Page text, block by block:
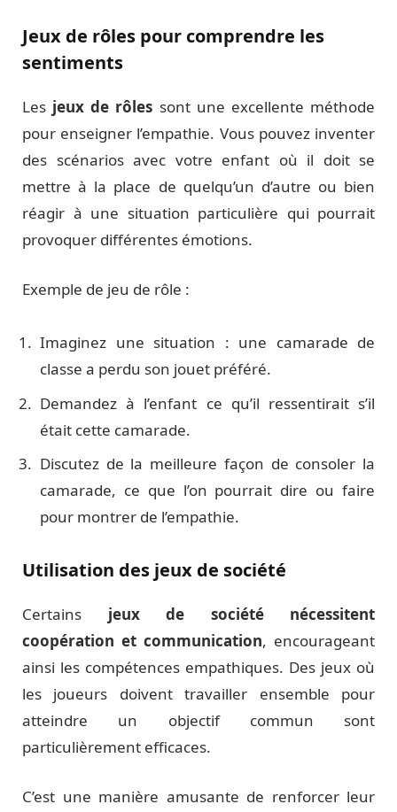
Jeux de rôles pour comprendre les
sentiments
Les jeux de rôles sont une excellente méthode
pour enseigner l’empathie. Vous pouvez inventer
des scénarios avec votre enfant où il doit se
mettre à la place de quelqu’un d’autre ou bien
réagir à une situation particulière qui pourrait
provoquer différentes émotions.
Exemple de jeu de rôle :
Imaginez une situation : une camarade de
classe a perdu son jouet préféré.
Demandez à l’enfant ce qu’il ressentirait s’il
était cette camarade.
Discutez de la meilleure façon de consoler la
camarade, ce que l’on pourrait dire ou faire
pour montrer de l’empathie.
Utilisation des jeux de société
Certains jeux de société nécessitent
coopération et communication, encourageant
ainsi les compétences empathiques. Des jeux où
les joueurs doivent travailler ensemble pour
atteindre un objectif commun sont
particulièrement efficaces.
C’est une manière amusante de renforcer leur